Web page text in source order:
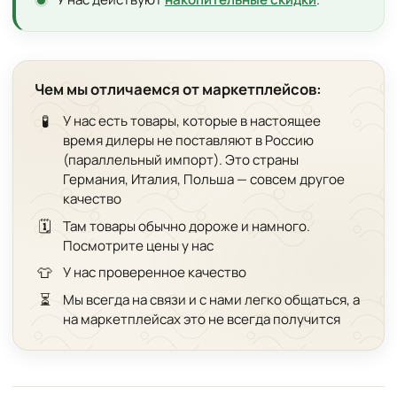
Чем мы отличаемся от маркетплейсов:
🧪
У нас есть товары, которые в настоящее
время дилеры не поставляют в Россию
(параллельный импорт). Это страны
Германия, Италия, Польша — совсем другое
качество
🗓️
Там товары обычно дороже и намного.
Посмотрите цены у нас
👕 У нас проверенное качество
⏳
Мы всегда на связи и с нами легко общаться, а
на маркетплейсах это не всегда получится